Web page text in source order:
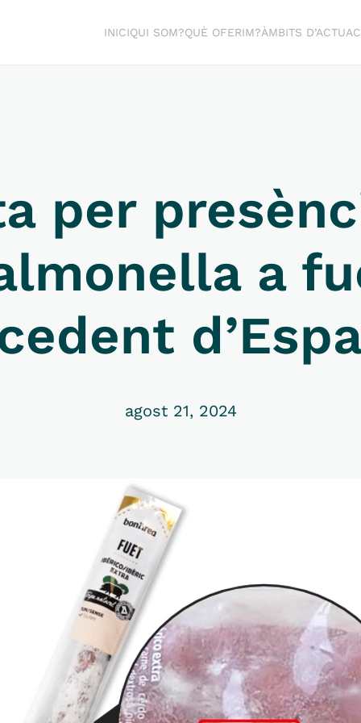
INICIQUI SOM?QUÈ OFERIM?ÀMBITS
per
a
agost 21, 2024